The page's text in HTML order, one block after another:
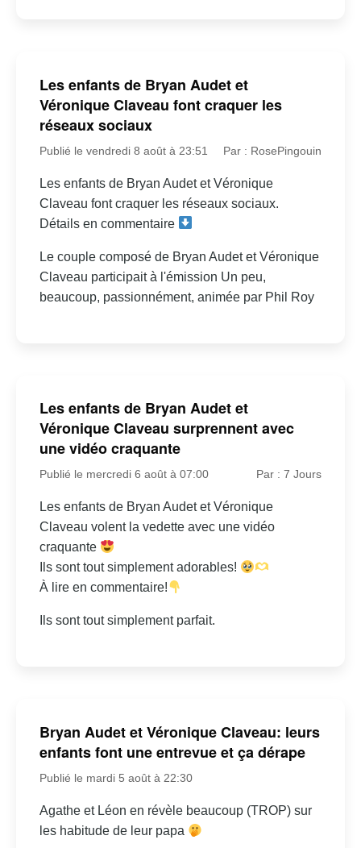
Les enfants de Bryan Audet et
Véronique Claveau font craquer les
réseaux sociaux
Publié le vendredi 8 août à 23:51 Par : RosePingouin
Les enfants de Bryan Audet et Véronique
Claveau font craquer les réseaux sociaux.
Détails en commentaire
Le couple composé de Bryan Audet et Véronique
Claveau participait à l'émission Un peu,
beaucoup, passionnément, animée par Phil Roy
Les enfants de Bryan Audet et
Véronique Claveau surprennent avec
une vidéo craquante
Publié le mercredi 6 août à 07:00 Par : 7 Jours
Les enfants de Bryan Audet et Véronique
Claveau volent la vedette avec une vidéo
craquante
Ils sont tout simplement adorables!
À lire en commentaire!
Ils sont tout simplement parfait.
Bryan Audet et Véronique Claveau: leurs
enfants font une entrevue et ça dérape
Publié le mardi 5 août à 22:30
Agathe et Léon en révèle beaucoup (TROP) sur
les habitude de leur papa